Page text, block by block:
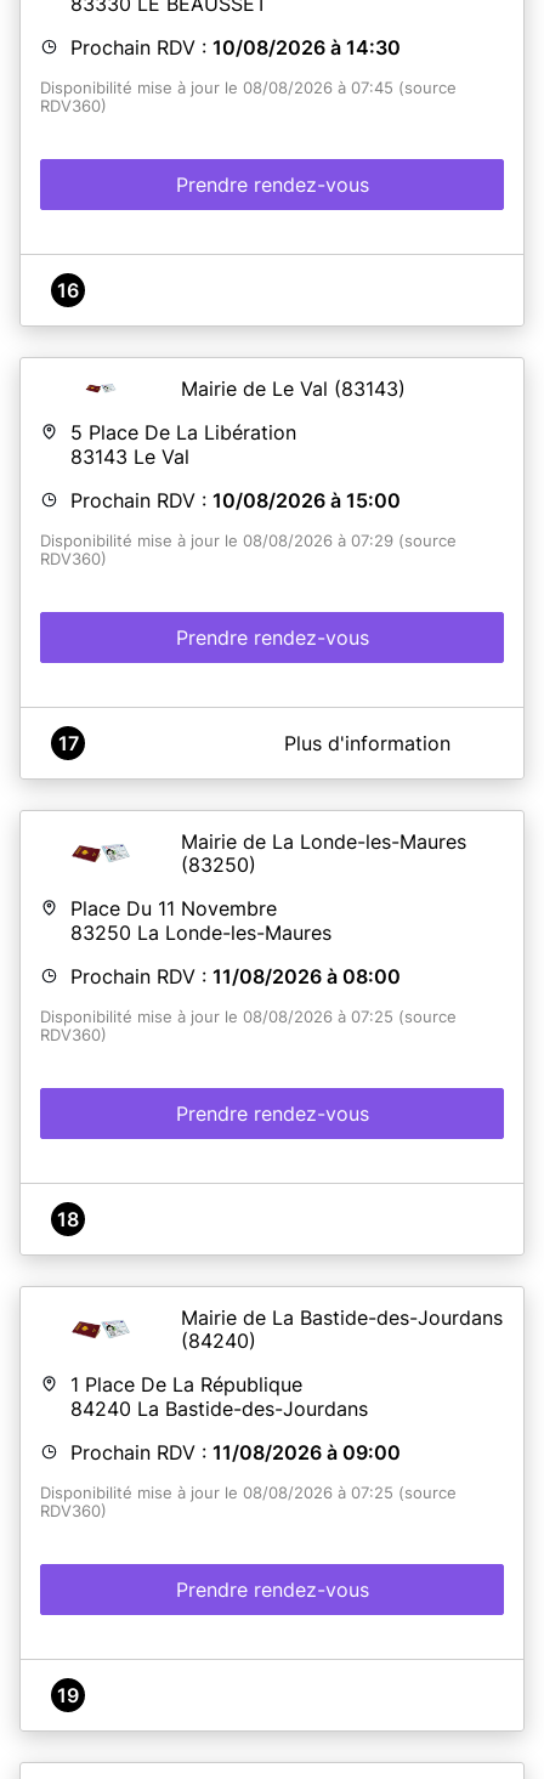
Prochain RDV : 10/08/2026 à 14:30
Disponibilité mise à jour le 08/08/2026 à 07:45 (source
RDV360)
Prendre rendez-vous
16
Mairie de Le Val (83143)
5 Place De La Libération
83143 Le Val
Prochain RDV : 10/08/2026 à 15:00
Disponibilité mise à jour le 08/08/2026 à 07:29 (source
RDV360)
Prendre rendez-vous
A propos de Mairie du VAL
En savoir plus
17 Plus d'information
Mairie de La Londe-les-Maures
(83250)
Place Du 11 Novembre
83250 La Londe-les-Maures
Prochain RDV : 11/08/2026 à 08:00
Disponibilité mise à jour le 08/08/2026 à 07:25 (source
RDV360)
Prendre rendez-vous
18
Mairie de La Bastide-des-Jourdans
(84240)
1 Place De La République
84240 La Bastide-des-Jourdans
Prochain RDV : 11/08/2026 à 09:00
Disponibilité mise à jour le 08/08/2026 à 07:25 (source
RDV360)
Prendre rendez-vous
19